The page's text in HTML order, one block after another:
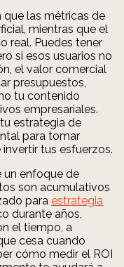
que las métricas de
mientras que el
real. Puedes tener
si esos usuarios no
el valor comercial
presupuestos,
tu contenido
empresariales.
estrategia de
para tomar
tus esfuerzos.
un enfoque de
son acumulativos
para estrategia
durante años,
el tiempo, a
cesa cuando
cómo medir el ROI